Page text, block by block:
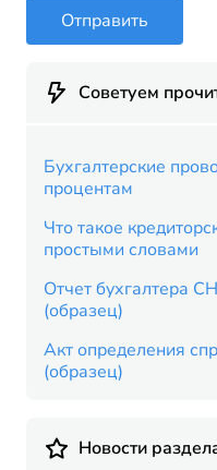
Отправить
Советуем
Бухгалтерские
процентам
Что такое
простыми словами
Отчет бухгалтера
(образец)
Акт определения
(образец)
Новости